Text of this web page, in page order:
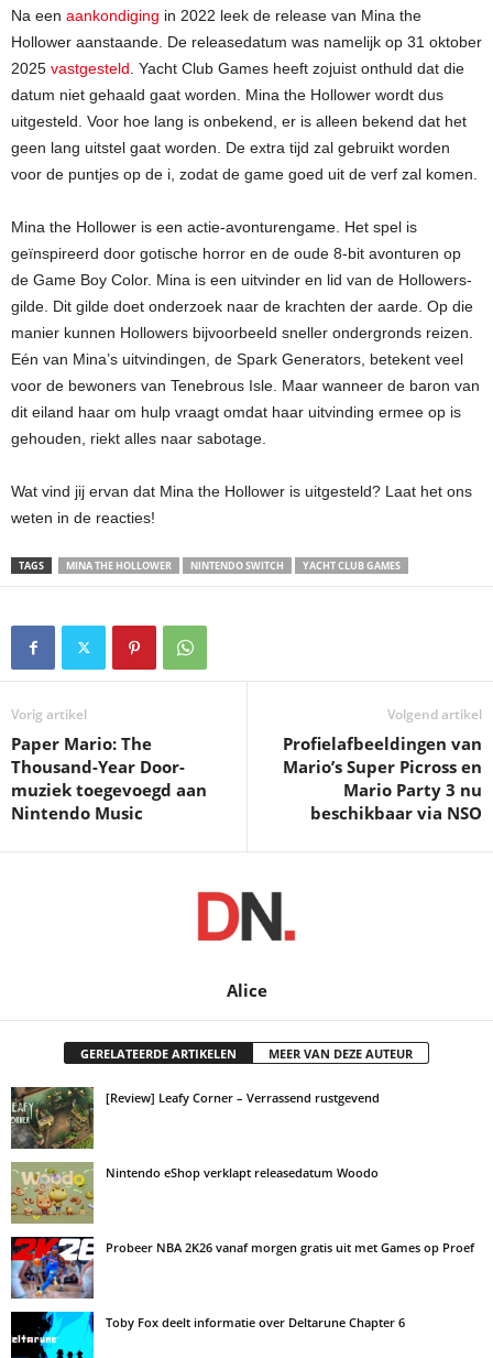
Na een aankondiging in 2022 leek de release van Mina the
Hollower aanstaande. De releasedatum was namelijk op 31 oktober
2025 vastgesteld . Yacht Club Games heeft zojuist onthuld dat die
datum niet gehaald gaat worden. Mina the Hollower wordt dus
uitgesteld. Voor hoe lang is onbekend, er is alleen bekend dat het
geen lang uitstel gaat worden. De extra tijd zal gebruikt worden
voor de puntjes op de i, zodat de game goed uit de verf zal komen.
Mina the Hollower is een actie-avonturengame. Het spel is
geïnspireerd door gotische horror en de oude 8-bit avonturen op
de Game Boy Color. Mina is een uitvinder en lid van de Hollowers-
gilde. Dit gilde doet onderzoek naar de krachten der aarde. Op die
manier kunnen Hollowers bijvoorbeeld sneller ondergronds reizen.
Eén van Mina’s uitvindingen, de Spark Generators, betekent veel
voor de bewoners van Tenebrous Isle. Maar wanneer de baron van
dit eiland haar om hulp vraagt omdat haar uitvinding ermee op is
gehouden, riekt alles naar sabotage.
Wat vind jij ervan dat Mina the Hollower is uitgesteld? Laat het ons
weten in de reacties!
TAGS MINA THE HOLLOWER NINTENDO SWITCH YACHT CLUB GAMES
Vorig artikel
Paper Mario: The
Thousand-Year Door-
muziek toegevoegd aan
Nintendo Music
Volgend artikel
Profielafbeeldingen van
Mario’s Super Picross en
Mario Party 3 nu
beschikbaar via NSO
Alice
GERELATEERDE ARTIKELEN MEER VAN DEZE AUTEUR
[Review] Leafy Corner – Verrassend rustgevend
Nintendo eShop verklapt releasedatum Woodo
Probeer NBA 2K26 vanaf morgen gratis uit met Games op Proef
Toby Fox deelt informatie over Deltarune Chapter 6